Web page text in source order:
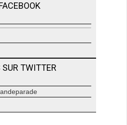
TWITTER